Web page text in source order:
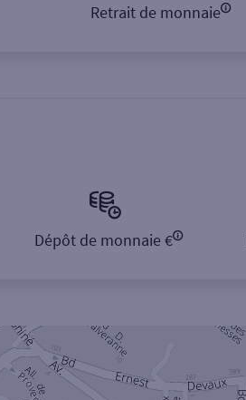
Retrait de monnaie
Dépôt de monnaie €